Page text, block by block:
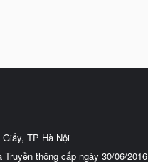
TP Hà Nội
thông cấp ngày 30/06/2016